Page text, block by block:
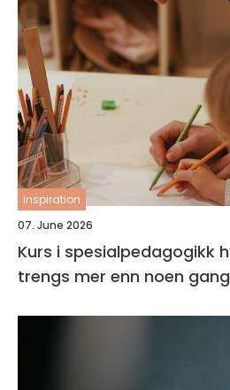
inspiration
07. June 2026
Kurs i spesialpedagogikk hvorfor kunnskapen
trengs mer enn noen gang